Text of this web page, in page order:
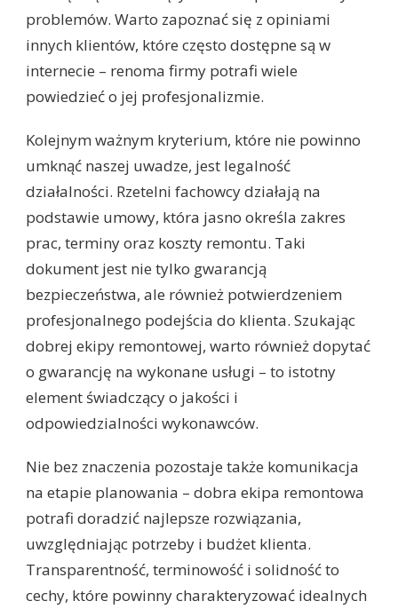
problemów. Warto zapoznać się z opiniami
innych klientów, które często dostępne są w
internecie – renoma firmy potrafi wiele
powiedzieć o jej profesjonalizmie.
Kolejnym ważnym kryterium, które nie powinno
umknąć naszej uwadze, jest legalność
działalności. Rzetelni fachowcy działają na
podstawie umowy, która jasno określa zakres
prac, terminy oraz koszty remontu. Taki
dokument jest nie tylko gwarancją
bezpieczeństwa, ale również potwierdzeniem
profesjonalnego podejścia do klienta. Szukając
dobrej ekipy remontowej, warto również dopytać
o gwarancję na wykonane usługi – to istotny
element świadczący o jakości i
odpowiedzialności wykonawców.
Nie bez znaczenia pozostaje także komunikacja
na etapie planowania – dobra ekipa remontowa
potrafi doradzić najlepsze rozwiązania,
uwzględniając potrzeby i budżet klienta.
Transparentność, terminowość i solidność to
cechy, które powinny charakteryzować idealnych